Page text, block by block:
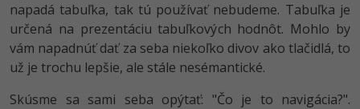
napadá tabuľka, tak tú používať nebudeme. Tabuľka je
určená na prezentáciu tabuľkových hodnôt. Mohlo by
vám napadnúť dať za seba niekoľko divov ako tlačidlá, to
už je trochu lepšie, ale stále nesémantické.
Skúsme sa sami seba opýtať: "Čo je to navigácia?".